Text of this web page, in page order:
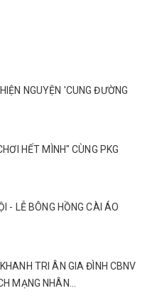
NGUYỆN 'CUNG ĐƯỜNG
HẾT MÌNH" CÙNG PKG
- LỄ BÔNG HỒNG CÀI ÁO
TRI ÂN GIA ĐÌNH CBNV
MẠNG NHÂN...